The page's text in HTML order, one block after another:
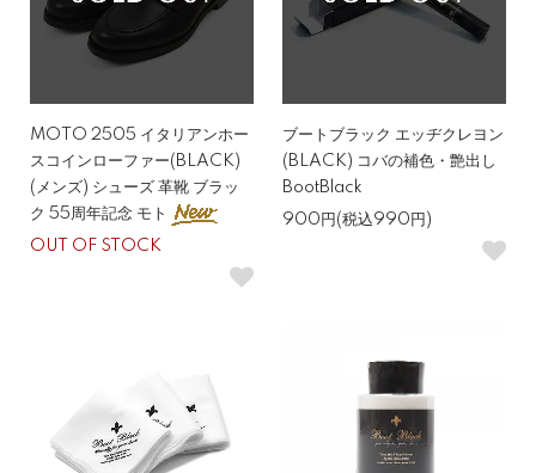
MOTO 2505 イタリアンホー
スコインローファー(BLACK)
(メンズ) シューズ 革靴 ブラッ
ク 55周年記念 モト
OUT OF STOCK
ブートブラック エッヂクレヨン
(BLACK) コバの補色・艶出し
BootBlack
900円(税込990円)